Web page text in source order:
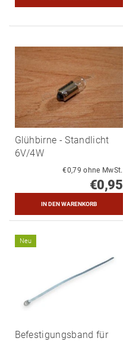
Glühbirne - Standlicht
6V/4W
€0,79 ohne MwSt.
€0,95
Neu
Befestigungsband für